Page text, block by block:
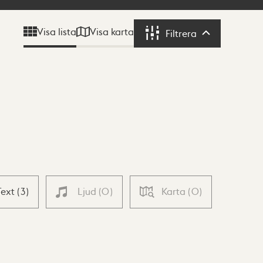
Visa lista Visa karta Filtrera Filtrera
(3) Ljud (0) Karta (0)